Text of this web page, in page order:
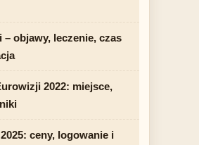
– objawy, leczenie, czas
2022: miejsce,
ceny, logowanie i